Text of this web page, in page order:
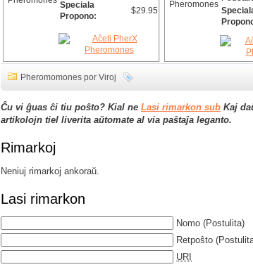
Speciala
Propono:
$29.95
Pheromomones por Viroj
Ĉu vi ĝuas ĉi tiu poŝto? Kial ne Lasi rimarkon sub Kaj
artikolojn tiel liverita aŭtomate al via paŝtaĵa leganto.
Rimarkoj
Neniuj rimarkoj ankoraŭ.
Lasi rimarkon
Nomo (Postulita)
Retpoŝto
URI